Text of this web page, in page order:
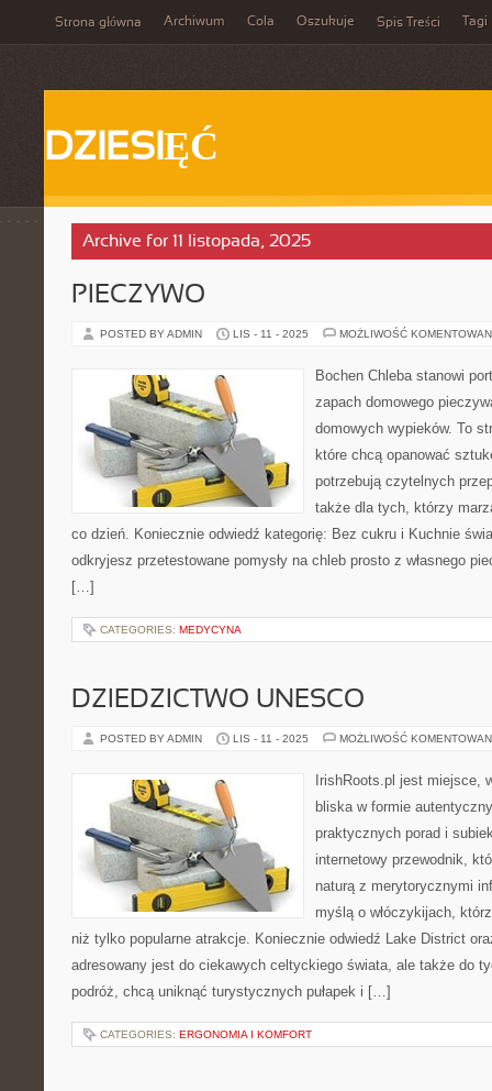
Strona główna Archiwum Cola Oszukuje Spis Treści Tagi
DZIESIĘĆ
Archive for 11 listopada, 2025
PIECZYWO
POSTED BY ADMIN LIS - 11 - 2025 MOŻLIWOŚĆ
Bochen Chleba stanowi
zapach domowego
domowych wypieków. To
które chcą opanować
potrzebują czytelnych
także dla tych, którzy
co dzień. Koniecznie odwiedź kategorię: Bez cukru i Kuchnie
odkryjesz przetestowane pomysły na chleb prosto z własnego
[…]
CATEGORIES: MEDYCYNA
DZIEDZICTWO UNESCO
POSTED BY ADMIN LIS - 11 - 2025 MOŻLIWOŚĆ
IrishRoots.pl jest miejsce,
bliska w formie
praktycznych porad i
internetowy przewodnik,
naturą z merytorycznymi
myślą o włóczykijach,
niż tylko popularne atrakcje. Koniecznie odwiedź Lake District
adresowany jest do ciekawych celtyckiego świata, ale także do
podróż, chcą uniknąć turystycznych pułapek i […]
CATEGORIES: ERGONOMIA I KOMFORT